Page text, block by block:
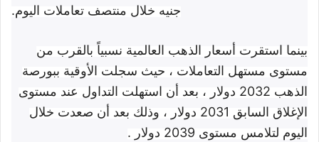
جنيه خلال منتصف تعاملات اليوم.
بينما استقرت أسعار الذهب العالمية نسبياً بالقرب من
مستوى مستهل التعاملات ، حيث سجلت الأوقية ببورصة
الذهب 2032 دولار ، بعد أن استهلت التداول عند مستوى
الإغلاق السابق 2031 دولار ، وذلك بعد أن صعدت خلال
اليوم لتلامس مستوى 2039 دولار .